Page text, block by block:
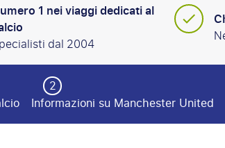
1 nei viaggi dedicati al
dal 2004
2
Informazioni su Manchester United